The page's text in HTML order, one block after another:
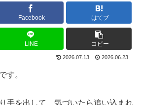
Facebook はてブ
LINE コピー
2026.07.13 2026.06.23
す。
手を出して、気づいたら追い込まれ